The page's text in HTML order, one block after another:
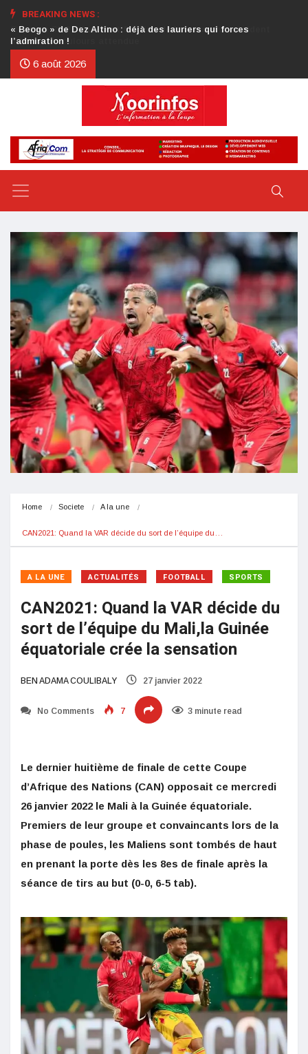
BREAKING NEWS :
Crise au CDP : l’authentification de la lettre du président
d’honneur toujours attendue
6 août 2026
Home Societe A la une
CAN2021: Quand la VAR décide du sort de l’équipe du…
A LA UNE ACTUALITÉS FOOTBALL SPORTS
CAN2021: Quand la VAR décide du
sort de l’équipe du Mali,la Guinée
équatoriale crée la sensation
BEN ADAMA COULIBALY 27 janvier 2022
No Comments 7 3 minute read
Le dernier huitième de finale de cette Coupe
d’Afrique des Nations (CAN) opposait ce mercredi
26 janvier 2022 le Mali à la Guinée équatoriale.
Premiers de leur groupe et convaincants lors de la
phase de poules, les Maliens sont tombés de haut
en prenant la porte dès les 8es de finale après la
séance de tirs au but (0-0, 6-5 tab).